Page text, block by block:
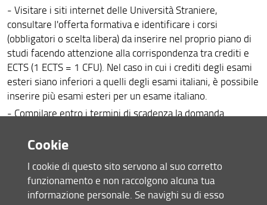
- Visitare i siti internet delle Università Straniere,
consultare l'offerta formativa e identificare i corsi
(obbligatori o scelta libera) da inserire nel proprio piano di
studi facendo attenzione alla corrispondenza tra crediti e
ECTS (1 ECTS = 1 CFU). Nel caso in cui i crediti degli esami
esteri siano inferiori a quelli degli esami italiani, è possibile
inserire più esami esteri per un esame italiano.
- Compilare entro i termini di scadenza la domanda
Agreement provvisorio (la compilazione del Learning
fortemente consigliata per tutte le sedi inserite)
Cookie
I cookie di questo sito servono al suo corretto
funzionamento e non raccolgono alcuna tua
informazione personale. Se navighi su di esso